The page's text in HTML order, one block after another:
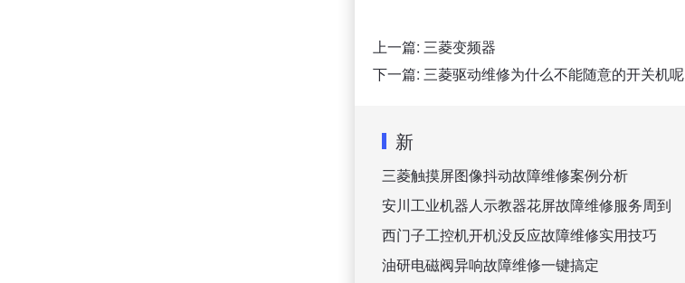
上一篇: 三菱变频器
下一篇: 三菱驱动维修为什么不能随意的开关机呢
新
三菱触摸屏图像抖动故障维修案例分析
安川工业机器人示教器花屏故障维修服务周到
西门子工控机开机没反应故障维修实用技巧
油研电磁阀异响故障维修一键搞定